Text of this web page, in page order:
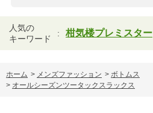
人気の
キーワード
柑気楼プレミスター
ホーム > メンズファッション > ボトムス
> オールシーズンツータックスラックス